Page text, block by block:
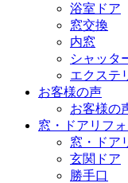
浴室ドア
窓交換
内窓
シャッタ
エクステ
お客様の声
お客様の
窓・ドアリフ
窓・ドア
玄関ドア
勝手口